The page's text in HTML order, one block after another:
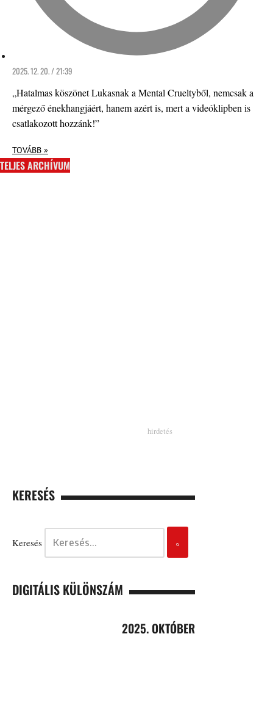
2025. 12. 20. / 21:39
„Hatalmas köszönet Lukasnak a Mental Crueltyből, nemcsak a
mérgező énekhangjáért, hanem azért is, mert a videóklipben is
csatlakozott hozzánk!”
TOVÁBB »
TELJES ARCHÍVUM
KERESÉS
Keresés
DIGITÁLIS KÜLÖNSZÁM
2025. OKTÓBER